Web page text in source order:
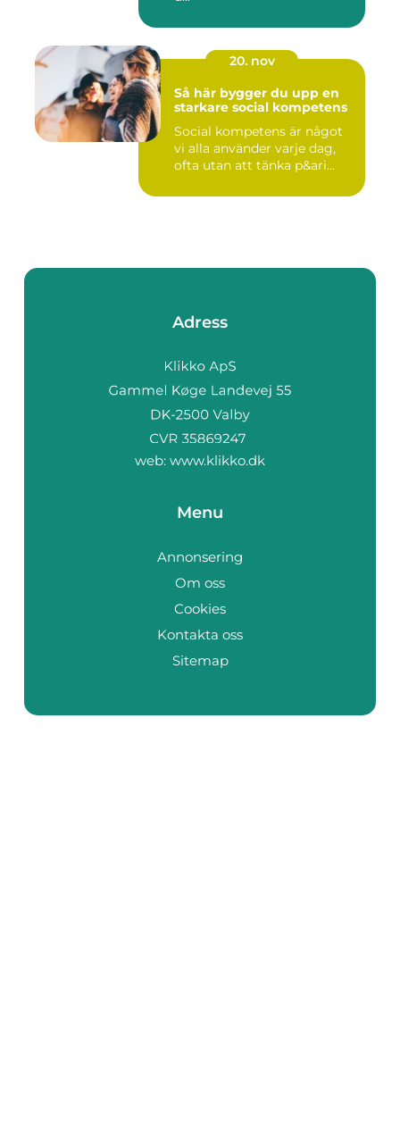
20. nov
Så här bygger du upp en
starkare social kompetens
Social kompetens är något
vi alla använder varje dag,
ofta utan att tänka p&ari...
Adress
web: www.klikko.dk
Menu
Annonsering
Om oss
Cookies
Kontakta oss
Sitemap